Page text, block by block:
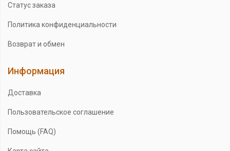
Статус заказа
Политика конфиденциальности
Возврат и обмен
Информация
Доставка
Пользовательское соглашение
Помощь (FAQ)